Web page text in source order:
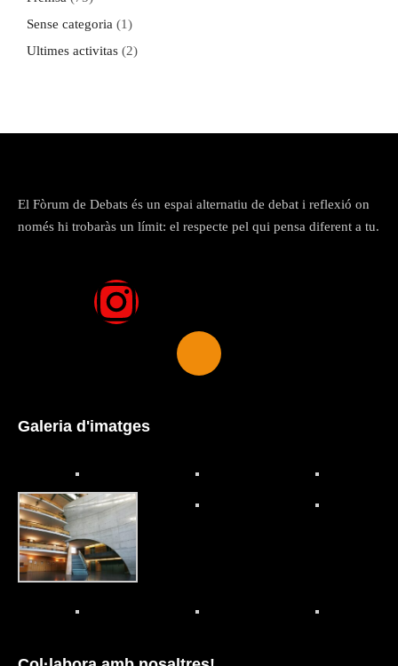
Sense categoria (1)
Ultimes activitas (2)
El Fòrum de Debats és un espai alternatiu de debat i reflexió on
només hi trobaràs un límit: el respecte pel qui pensa diferent a tu.
Galeria d'imatges